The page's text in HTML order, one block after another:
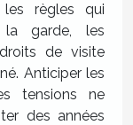
règles qui
la garde, les
de visite
Anticiper les
tensions ne
des années